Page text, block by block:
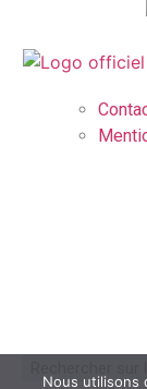
Nous utilisons